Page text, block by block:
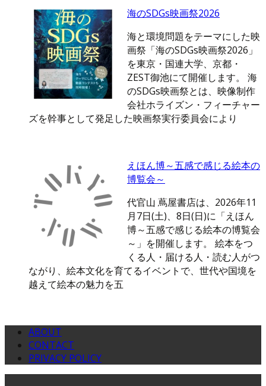
海のSDGs映画祭2026
海と環境問題をテーマにした映
画祭「海のSDGs映画祭2026」
を東京・国連大学、京都・
ZEST御池にて開催します。 海
のSDGs映画祭とは、映像制作
会社ホライズン・フィーチャー
ズを幹事として発足した映画祭実行委員会により
えほん博～五感で感じる絵本の
博覧会～
代官山 蔦屋書店は、2026年11
月7日(土)、8日(日)に「えほん
博～五感で感じる絵本の博覧会
～」を開催します。 絵本をつ
くる人・届ける人・読む人がつ
ながり、絵本文化を育てるイベントで、世代や国境を
越えて絵本の魅力を五
ABOUT
CONTACT
PRIVACY POLICY